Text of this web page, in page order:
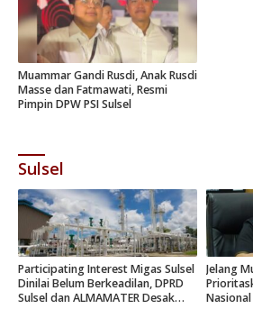
Muammar Gandi Rusdi, Anak Rusdi
Masse dan Fatmawati, Resmi
Pimpin DPW PSI Sulsel
Sulsel
Participating Interest Migas Sulsel
Dinilai Belum Berkeadilan, DPRD
Sulsel dan ALMAMATER Desak
Jelang
Nasional